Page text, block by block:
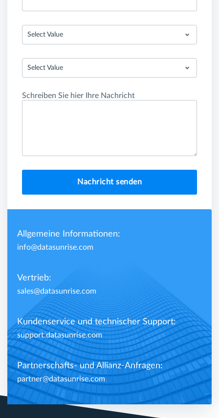
Select Value
Select Value
Schreiben Sie hier Ihre Nachricht
Nachricht senden
Allgemeine Informationen:
info@datasunrise.com
Vertrieb:
sales@datasunrise.com
Kundenservice und technischer Support:
support.datasunrise.com
Partnerschafts- und Allianz-Anfragen:
partner@datasunrise.com